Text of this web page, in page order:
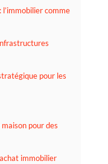
l’immobilier comme
pour les
pour des
immobilier